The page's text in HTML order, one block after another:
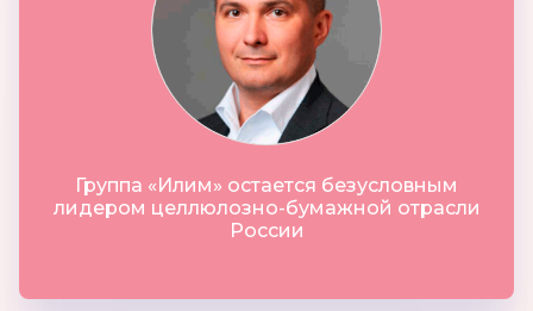
Группа «Илим» остается безусловным
лидером целлюлозно-бумажной отрасли
России